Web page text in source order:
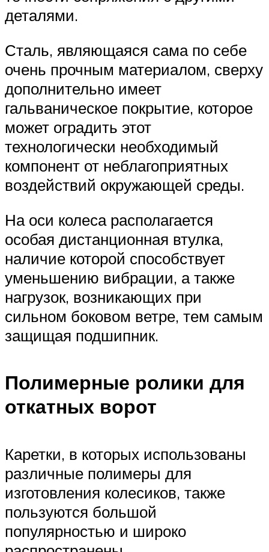
деталями.
Сталь, являющаяся сама по себе
очень прочным материалом, сверху
дополнительно имеет
гальваническое покрытие, которое
может оградить этот
технологически необходимый
компонент от неблагоприятных
воздействий окружающей среды.
На оси колеса располагается
особая дистанционная втулка,
наличие которой способствует
уменьшению вибрации, а также
нагрузок, возникающих при
сильном боковом ветре, тем самым
защищая подшипник.
Полимерные ролики для
откатных ворот
Каретки, в которых использованы
различные полимеры для
изготовления колесиков, также
пользуются большой
популярностью и широко